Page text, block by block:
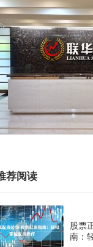
荐阅读
股票
南：